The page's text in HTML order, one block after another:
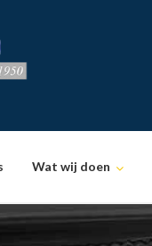
Wat wij doen